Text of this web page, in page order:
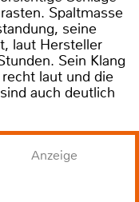
Spaltmasse
seine
laut Hersteller
Sein Klang
laut und die
auch deutlich
Anzeige